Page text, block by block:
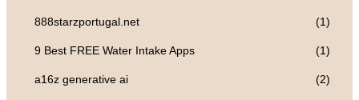
888starzportugal.net (1)
9 Best FREE Water Intake Apps (1)
a16z generative ai (2)